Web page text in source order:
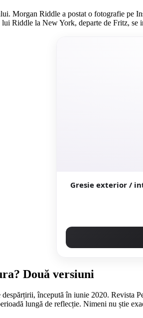
Morgan Riddle a postat o fotografie pe
Riddle la New York, departe de Fritz, se
Gresie exterior / interior
Două versiuni
începută în iunie 2020. Revista
lungă de reflecție. Nimeni nu știe